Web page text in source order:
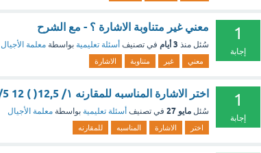
1
إجابة
معني غير متناوبة الاشارة ؟ - مع الشرح
سُئل منذ 3 أيام في تصنيف أسئلة تعليمية بواسطة معلمة الأجيال
معني غير متناوبة الاشارة
1
إجابة
اختر الاشارة المناسبه للمقارنه ١/ 12,5( ) 12 2/5 2/ 1,2( )1,6 ؟ - مع الشرح
سُئل مايو 27 في تصنيف أسئلة تعليمية بواسطة معلمة الأجيال
اختر الاشارة المناسبه للمقارنه